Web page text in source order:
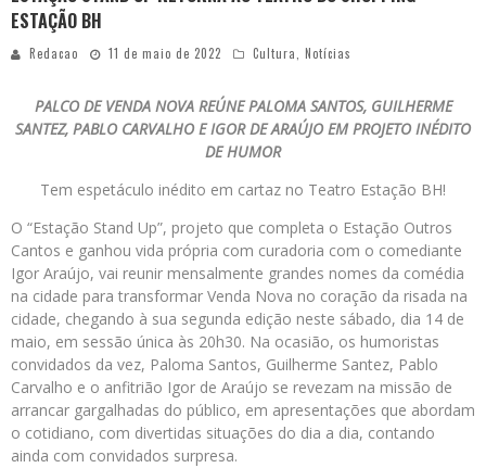
ESTAÇÃO BH
Redacao 11 de maio de 2022 Cultura, Notícias
PALCO DE VENDA NOVA REÚNE PALOMA SANTOS, GUILHERME
SANTEZ, PABLO CARVALHO E IGOR DE ARAÚJO EM PROJETO INÉDITO
DE HUMOR
Tem espetáculo inédito em cartaz no Teatro Estação BH!
O “Estação Stand Up”, projeto que completa o Estação Outros
Cantos e ganhou vida própria com curadoria com o comediante
Igor Araújo, vai reunir mensalmente grandes nomes da comédia
na cidade para transformar Venda Nova no coração da risada na
cidade, chegando à sua segunda edição neste sábado, dia 14 de
maio, em sessão única às 20h30. Na ocasião, os humoristas
convidados da vez, Paloma Santos, Guilherme Santez, Pablo
Carvalho e o anfitrião Igor de Araújo se revezam na missão de
arrancar gargalhadas do público, em apresentações que abordam
o cotidiano, com divertidas situações do dia a dia, contando
ainda com convidados surpresa.